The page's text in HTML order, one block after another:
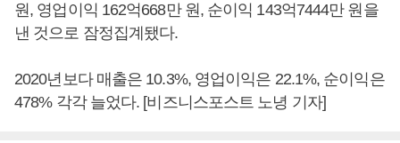
원, 영업이익 162억668만 원, 순이익 143억7444만 원을
낸 것으로 잠정집계됐다.
2020년보다 매출은 10.3%, 영업이익은 22.1%, 순이익은
478% 각각 늘었다. [비즈니스포스트 노녕 기자]